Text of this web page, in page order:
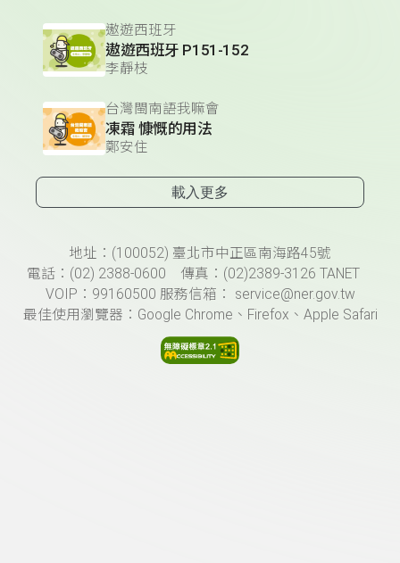
遨遊西班牙
遨遊西班牙 P151-152
李靜枝
台灣閩南語我嘛會
凍霜 慷慨的用法
鄭安住
載入更多
頁尾資訊地址：(100052) 臺北市中正區南海路45號
電話：(02) 2388-0600 傳真：(02)2389-3126 TANET
VOIP：99160500 服務信箱： service@ner.gov.tw
最佳使用瀏覽器：Google Chrome、Firefox、Apple Safari